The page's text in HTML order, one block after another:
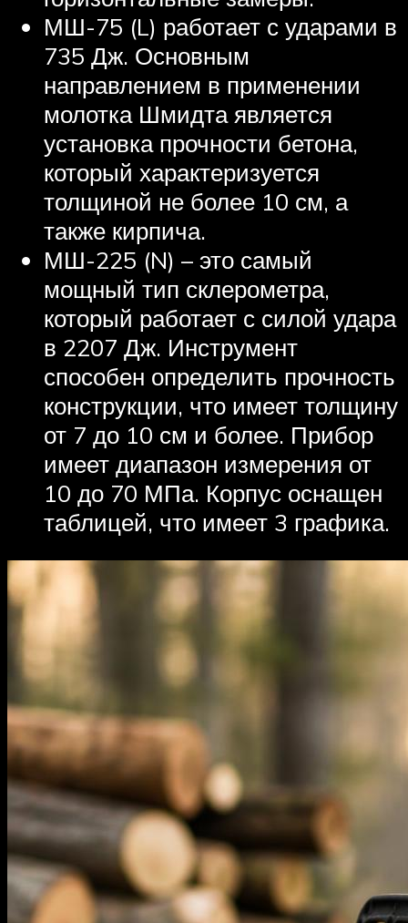
МШ-75 (L) работает с ударами в
735 Дж. Основным
направлением в применении
молотка Шмидта является
установка прочности бетона,
который характеризуется
толщиной не более 10 см, а
также кирпича.
МШ-225 (N) – это самый
мощный тип склерометра,
который работает с силой удара
в 2207 Дж. Инструмент
способен определить прочность
конструкции, что имеет толщину
от 7 до 10 см и более. Прибор
имеет диапазон измерения от
10 до 70 МПа. Корпус оснащен
таблицей, что имеет 3 графика.